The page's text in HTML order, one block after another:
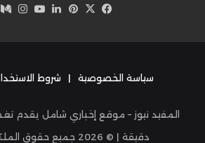
فيسبوك
‫X بينتيريست
لينكدإن
سياسة الخصوصية | شروط
المفيد نيوز – موقع إخباري شامل يقدم
دقيقة | © 2026 جميع حقوق